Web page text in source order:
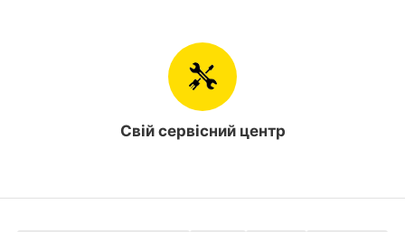
Свій сервісний центр